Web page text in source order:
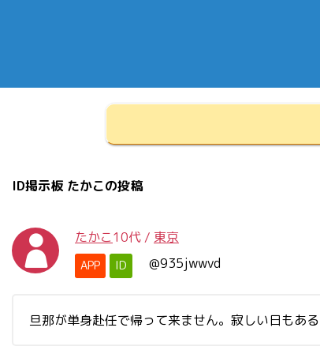
ID掲示板 たかこの投稿
たかこ10代 / 東京
APP ID @935jwwvd
旦那が単身赴任で帰って来ません。寂しい日もあ